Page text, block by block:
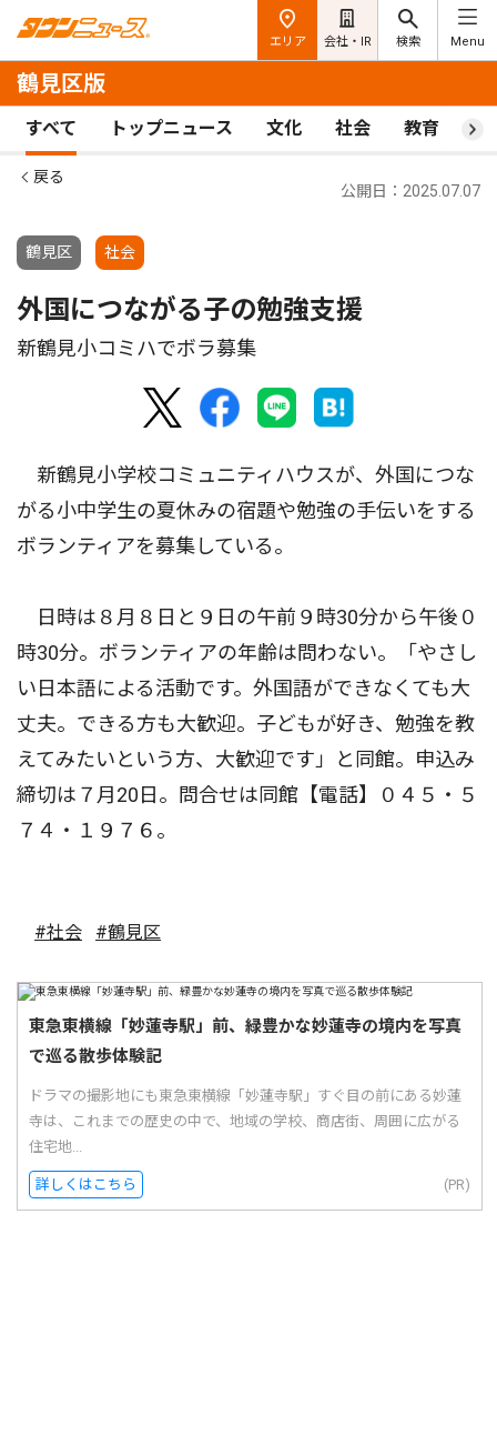
エリア 会社・IR 検索 Menu
鶴見区版
すべて トップニュース 文化 社会 教育 ス
戻る
鶴見区 社会
公開日：2025.07.07
外国につながる子の勉強支援
新鶴見小コミハでボラ募集
新鶴見小学校コミュニティハウスが、外国につな
がる小中学生の夏休みの宿題や勉強の手伝いをする
ボランティアを募集している。
日時は８月８日と９日の午前９時30分から午後０
時30分。ボランティアの年齢は問わない。「やさし
い日本語による活動です。外国語ができなくても大
丈夫。できる方も大歓迎。子どもが好き、勉強を教
えてみたいという方、大歓迎です」と同館。申込み
締切は７月20日。問合せは同館【電話】０４５・５
７４・１９７６。
#社会 #鶴見区
東急東横線「妙蓮寺駅」前、緑豊かな妙蓮寺の境内を写真
で巡る散歩体験記
ドラマの撮影地にも東急東横線「妙蓮寺駅」すぐ目の前にある妙蓮
寺は、これまでの歴史の中で、地域の学校、商店街、周囲に広がる
住宅地...
詳しくはこちら (PR)